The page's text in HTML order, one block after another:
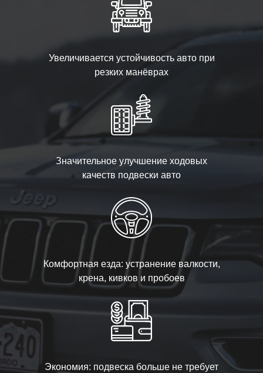
Увеличивается устойчивость авто при
резких манёврах
Значительное улучшение ходовых
качеств подвески авто
Комфортная езда: устранение валкости,
крена, кивков и пробоев
Экономия: подвеска больше не требует